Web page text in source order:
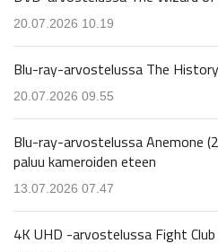
20.07.2026 10.19
Blu-ray-arvostelussa The
20.07.2026 09.55
Blu-ray-arvostelussa Anemone
paluu kameroiden eteen
13.07.2026 07.47
4K UHD -arvostelussa Fight